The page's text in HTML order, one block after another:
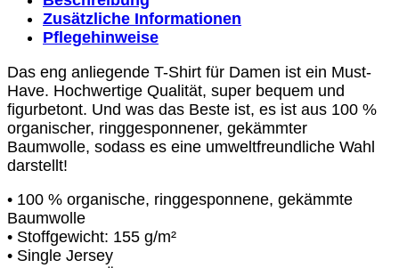
Zusätzliche Informationen
Pflegehinweise
Das eng anliegende T-Shirt für Damen ist ein Must-
Have. Hochwertige Qualität, super bequem und
figurbetont. Und was das Beste ist, es ist aus 100 %
organischer, ringgesponnener, gekämmter
Baumwolle, sodass es eine umweltfreundliche Wahl
darstellt!
• 100 % organische, ringgesponnene, gekämmte
Baumwolle
• Stoffgewicht: 155 g/m²
• Single Jersey